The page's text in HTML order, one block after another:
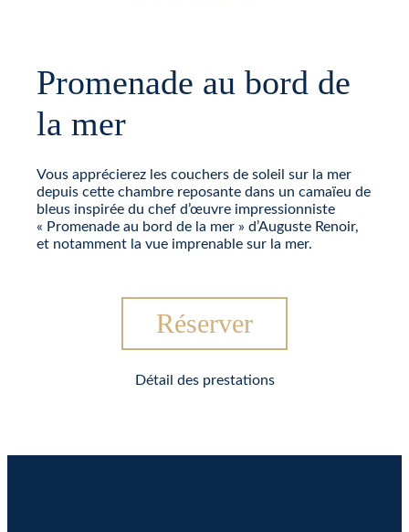
Promenade au bord de
la mer
Vous apprécierez les couchers de soleil sur la mer
depuis cette chambre reposante dans un camaïeu de
bleus inspirée du chef d’œuvre impressionniste
« Promenade au bord de la mer » d’Auguste Renoir,
et notamment la vue imprenable sur la mer.
Réserver
Détail des prestations